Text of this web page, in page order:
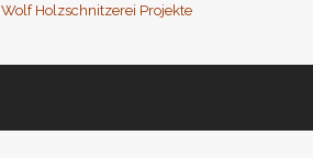
Wolf Holzschnitzerei Projekte